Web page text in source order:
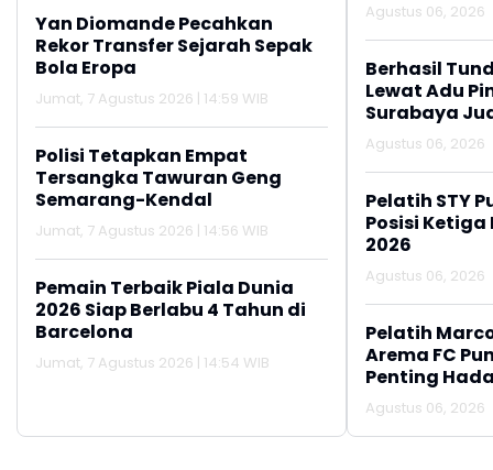
Yan Diomande Pecahkan
Rekor Transfer Sejarah Sepak
Bola Eropa
Jumat, 7 Agustus 2026 | 14:59 WIB
Polisi Tetapkan Empat
Tersangka Tawuran Geng
Semarang-Kendal
Jumat, 7 Agustus 2026 | 14:56 WIB
Pemain Terbaik Piala Dunia
2026 Siap Berlabu 4 Tahun di
Barcelona
Jumat, 7 Agustus 2026 | 14:54 WIB
Agustus 06, 2026
Berhasil
Lewat Adu
Surabaya
2026
Agustus 06, 2026
Pelatih STY
Posisi Ketiga
2026
Agustus 06, 2026
Pelatih
Arema FC
Penting
Agustus 06, 2026